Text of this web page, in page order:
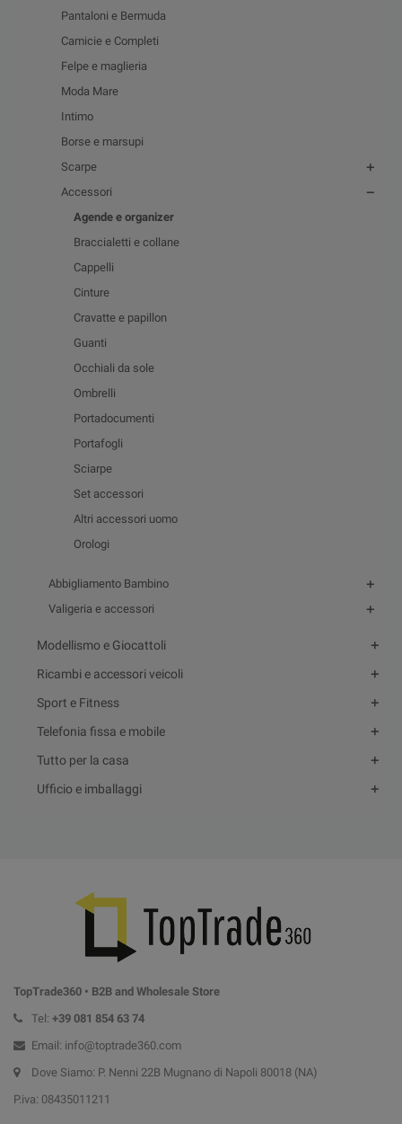
Pantaloni e Bermuda
Camicie e Completi
Felpe e maglieria
Moda Mare
Intimo
Borse e marsupi
Scarpe
Accessori
Agende e organizer
Braccialetti e collane
Cappelli
Cinture
Cravatte e papillon
Guanti
Occhiali da sole
Ombrelli
Portadocumenti
Portafogli
Sciarpe
Set accessori
Altri accessori uomo
Orologi
Abbigliamento Bambino
Valigeria e accessori
Modellismo e Giocattoli
Ricambi e accessori veicoli
Sport e Fitness
Telefonia fissa e mobile
Tutto per la casa
Ufficio e imballaggi
TopTrade360 • B2B and Wholesale Store
Tel: +39 081 854 63 74
Email: info@toptrade360.com
Dove Siamo: P. Nenni 22B Mugnano di Napoli 80018 (NA)
P.iva: 08435011211